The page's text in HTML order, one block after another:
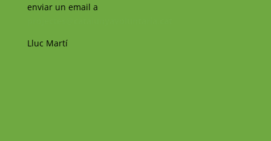
enviar un email a
Lluc Martí